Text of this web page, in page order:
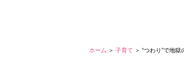
ホーム ＞ 子育て ＞ “つわり”で地